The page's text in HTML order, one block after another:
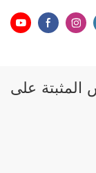
المثبتة على